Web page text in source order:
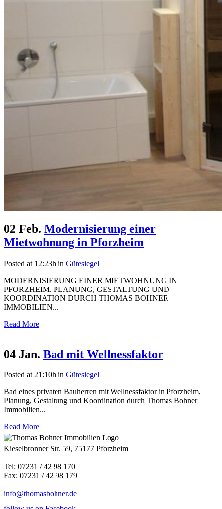
02 Feb. Modernisierung einer
Mietwohnung in Pforzheim
Posted at 12:23h in Gütesiegel
MODERNISIERUNG EINER MIETWOHNUNG IN
PFORZHEIM. PLANUNG, GESTALTUNG UND
KOORDINATION DURCH THOMAS BOHNER
IMMOBILIEN...
Read More
04 Jan. Bad mit Wellnessfaktor
Posted at 21:10h in Gütesiegel
Bad eines privaten Bauherren mit Wellnessfaktor in Pforzheim,
Planung, Gestaltung und Koordination durch Thomas Bohner
Immobilien...
Read More
Kieselbronner Str. 59, 75177 Pforzheim
Tel: 07231 / 42 98 170
Fax: 07231 / 42 98 179
info@thomasbohner.de